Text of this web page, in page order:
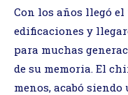
Con los años llegó
edificaciones y
para muchas
de su memoria. El
menos, acabó siendo